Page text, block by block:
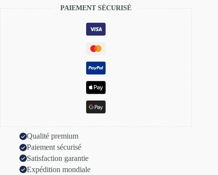
PAIEMENT SÈCURISÈ
Qualité premium
Paiement sécurisé
Satisfaction garantie
Expédition mondiale